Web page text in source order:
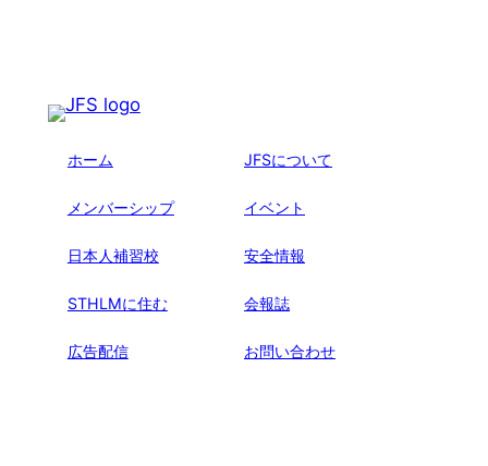
ホーム
メンバーシップ
日本人補習校
STHLMに住む
広告配信
JFSについて
イベント
安全情報
会報誌
お問い合わせ